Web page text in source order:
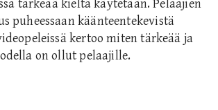
tärkeää kieltä käytetään.Pelaajien
puheessaan käänteentekevistä
kertoo miten tärkeää ja
on ollut pelaajille.